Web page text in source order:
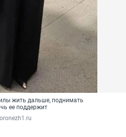
жить дальше, поднимать
ее поддержит